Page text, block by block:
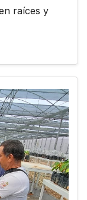
raíces y